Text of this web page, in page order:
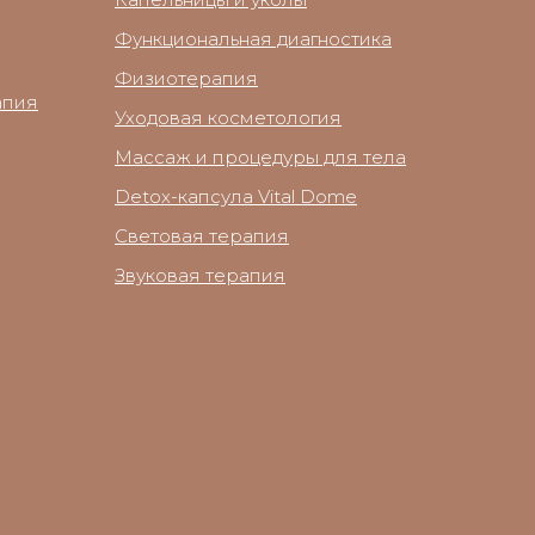
Функциональная диагностика
Физиотерапия
Уходовая косметология
Массаж и процедуры для тела
Detox-капсула Vital Dome
Световая терапия
Звуковая терапия